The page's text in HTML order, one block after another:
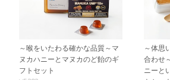
～喉をいたわる確かな品質～マ
ヌカハニーとマヌカのど飴のギ
フトセット
～体思
合わせ
ニーと